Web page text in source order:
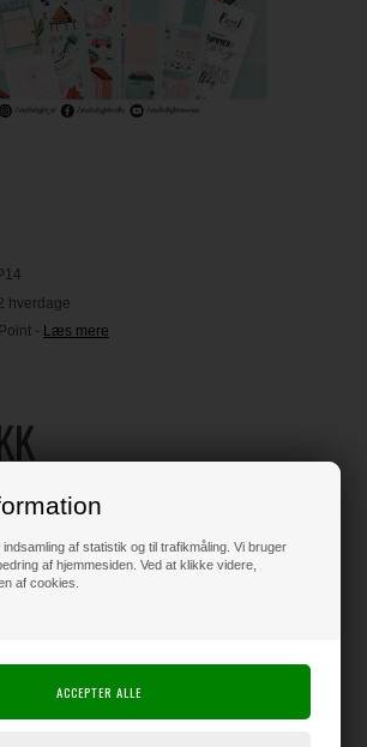
af statistik og til trafikmåling. Vi bruger
af hjemmesiden. Ved at klikke videre,
af cookies.
hverdage
- Læs mere
lager